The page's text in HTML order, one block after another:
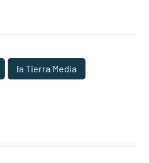
la Tierra Media